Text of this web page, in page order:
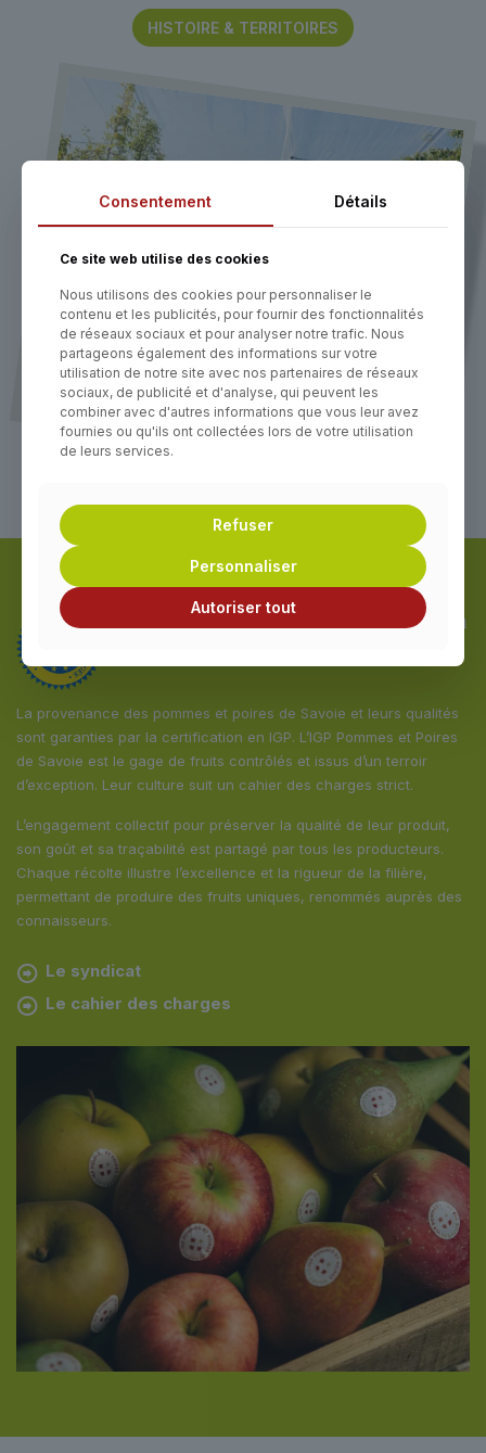
HISTOIRE & TERRITOIRES
IGP pommes et poires de Savoie : un
La provenance des pommes et poires de Savoie et leurs qualités
sont garanties par la certification en IGP. L’IGP Pommes et Poires
de Savoie est le gage de fruits contrôlés et issus d’un terroir
d’exception. Leur culture suit un cahier des charges strict.
L’engagement collectif pour préserver la qualité de leur produit,
son goût et sa traçabilité est partagé par tous les producteurs.
Chaque récolte illustre l’excellence et la rigueur de la filière,
permettant de produire des fruits uniques, renommés auprès des
connaisseurs.
Le syndicat
Le cahier des charges
Consentement Détails
Ce site web utilise des cookies
Nous utilisons des cookies pour personnaliser le
contenu et les publicités, pour fournir des fonctionnalités
de réseaux sociaux et pour analyser notre trafic. Nous
partageons également des informations sur votre
utilisation de notre site avec nos partenaires de réseaux
sociaux, de publicité et d'analyse, qui peuvent les
combiner avec d'autres informations que vous leur avez
fournies ou qu'ils ont collectées lors de votre utilisation
de leurs services.
Refuser
Personnaliser
Autoriser tout